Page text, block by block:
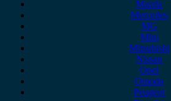
Mazda
Mercedes
MG
Mini
Mitsubishi
Nissan
Opel
Omoda
Peugeot